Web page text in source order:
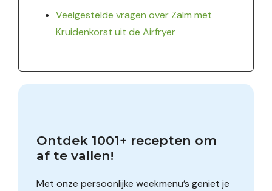
Veelgestelde vragen over Zalm met
Kruidenkorst uit de Airfryer
Ontdek 1001+ recepten om
af te vallen!
Met onze persoonlijke weekmenu’s geniet je